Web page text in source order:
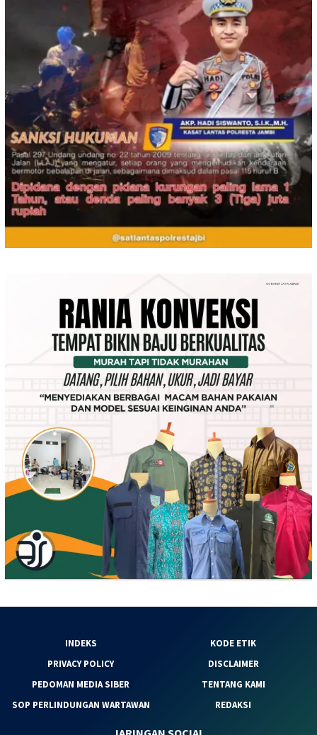
INDEKS
KODE ETIK
PRIVACY POLICY
DISCLAIMER
PEDOMAN MEDIA SIBER
TENTANG KAMI
SOP PERLINDUNGAN WARTAWAN
REDAKSI